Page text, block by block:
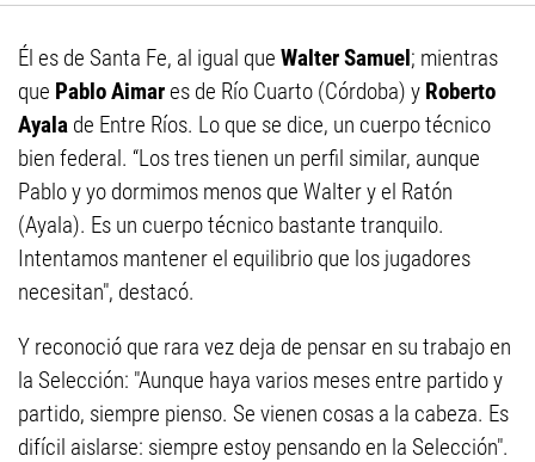
Él es de Santa Fe, al igual que Walter Samuel; mientras
que Pablo Aimares de Río Cuarto (Córdoba) y Roberto
Ayala de Entre Ríos. Lo que se dice, un cuerpo técnico
bien federal. “Los tres tienen un perfil similar, aunque
Pablo y yo dormimos menos que Walter y el Ratón
(Ayala). Es un cuerpo técnico bastante tranquilo.
Intentamos mantener el equilibrio que los jugadores
necesitan", destacó.
Y reconoció que rara vez deja de pensar en su trabajo en
la Selección: "Aunque haya varios meses entre partido y
partido, siempre pienso. Se vienen cosas a la cabeza. Es
difícil aislarse: siempre estoy pensando en la Selección".